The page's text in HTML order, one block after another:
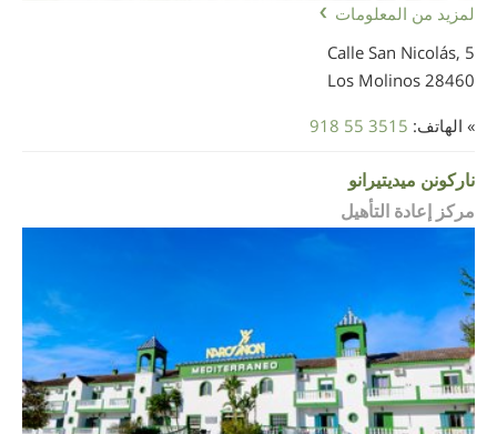
لمزيد من المعلومات
Calle San Nicolás, 5
28460 Los Molinos
» الهاتف: 918 55 3515
ناركونن ميديتيرانو
مركز إعادة التأهيل